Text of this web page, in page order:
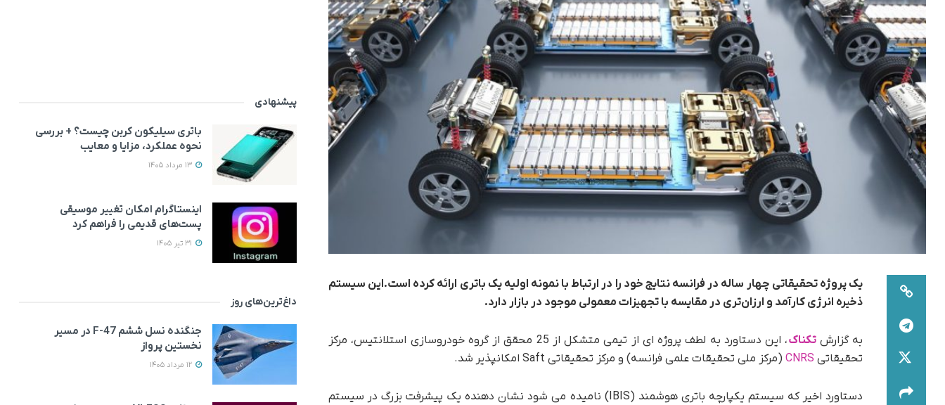
یک پروژه تحقیقاتی چهار ساله در فرانسه نتایج خود را در ارتباط با نمونه اولیه یک باتری ارائه کرده است.این سیستم
ذخیره انرژی کارآمد و ارزان‌تری در مقایسه با تجهیزات معمولی موجود در بازار دارد.
به گزارشتکناک
، این دستاورد به لطف پروژه ای از تیمی متشکل از 25 محقق از گروه خودروسازی استلانتیس، مرکز
تحقیقاتی CNRS (مرکز ملی تحقیقات علمی فرانسه) و مرکز تحقیقاتی Saft امکانپذیر شد.
دستاورد اخیر که سیستم یکپارچه باتری هوشمند (IBIS) نامیده می شود نشان دهنده یک پیشرفت بزرگ در سیستم
پیشنهادی
باتری سیلیکون کربن چیست؟ + بررسی
نحوه عملکرد، مزایا و معایب
اینستاگرام امکان تغییر موسیقی
پست‌های قدیمی را فراهم کرد
داغ‌ترین‌های روز
جنگنده نسل ششم F-47 در مسیر
نخستین پرواز